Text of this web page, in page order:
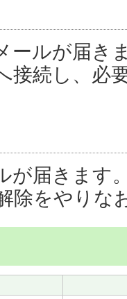
ールが届き
接続し、必
が届きます
除をやりな